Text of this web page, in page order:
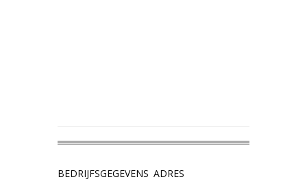
BEDRIJFSGEGEVENS ADRES